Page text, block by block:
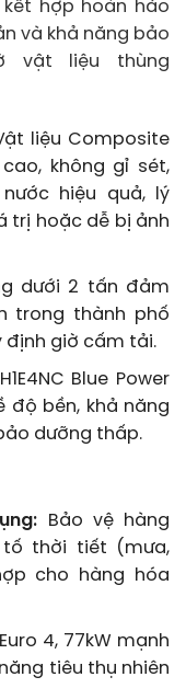
hợp hoàn hảo
và khả năng bảo
vật liệu thùng
liệu Composite
không gỉ sét,
hiệu quả, lý
trị hoặc dễ bị ảnh
dưới 2 tấn đảm
trong thành phố
định giờ cấm tải.
Blue Power
độ bền, khả năng
dưỡng thấp.
Bảo vệ hàng
thời tiết (mưa,
cho hàng hóa
4, 77kW mạnh
tiêu thụ nhiên